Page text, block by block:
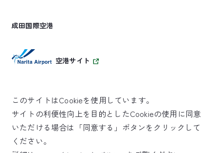
成田国際空港
空港サイト
SKYTRAX
5スターエアポート
このサイトはCookieを使用しています。
サイトの利便性向上を目的としたCookieの使用に同意
いただける場合は「同意する」ボタンをクリックして
ください。